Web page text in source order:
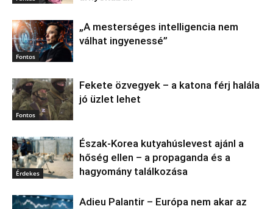
Fontos
„A mesterséges intelligencia nem
válhat ingyenessé”
Fontos
Fekete özvegyek – a katona férj halála
jó üzlet lehet
Érdekes
Észak‑Korea kutyahúslevest ajánl a
hőség ellen – a propaganda és a
hagyomány találkozása
Adieu Palantir – Európa nem akar az